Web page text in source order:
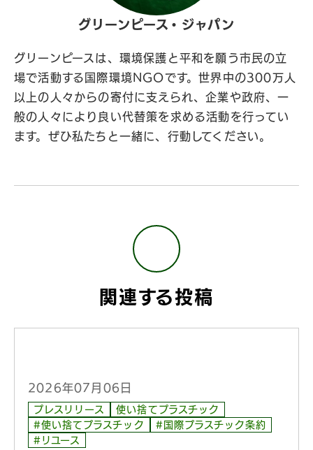
グリーンピース・ジャパン
グリーンピースは、環境保護と平和を願う市民の立
場で活動する国際環境NGOです。世界中の300万人
以上の人々からの寄付に支えられ、企業や政府、一
般の人々により良い代替策を求める活動を行ってい
ます。ぜひ私たちと一緒に、行動してください。
関連する投稿
2026年07月06日
プレスリリース
使い捨てプラスチック
#使い捨てプラスチック
#国際プラスチック条約
#リユース